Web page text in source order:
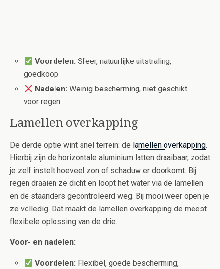
Voordelen: Sfeer, natuurlijke uitstraling,
goedkoop
Nadelen: Weinig bescherming, niet geschikt
voor regen
Lamellen overkapping
De derde optie wint snel terrein: de lamellen overkapping.
Hierbij zijn de horizontale aluminium latten draaibaar, zodat
je zelf instelt hoeveel zon of schaduw er doorkomt. Bij
regen draaien ze dicht en loopt het water via de lamellen
en de staanders gecontroleerd weg. Bij mooi weer open je
ze volledig. Dat maakt de lamellen overkapping de meest
flexibele oplossing van de drie.
Voor- en nadelen:
Voordelen: Flexibel, goede bescherming,